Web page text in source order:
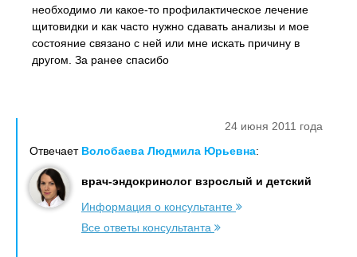
необходимо ли какое-то профилактическое лечение
щитовидки и как часто нужно сдавать анализы и мое
состояние связано с ней или мне искать причину в
другом. За ранее спасибо
24 июня 2011 года
Отвечает Волобаева Людмила Юрьевна:
врач-эндокринолог взрослый и детский
Информация о консультанте
Все ответы консультанта